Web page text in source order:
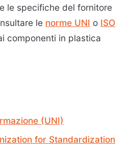
le specifiche del fornitore
le norme UNI o ISO
componenti in plastica
(UNI)
for Standardization